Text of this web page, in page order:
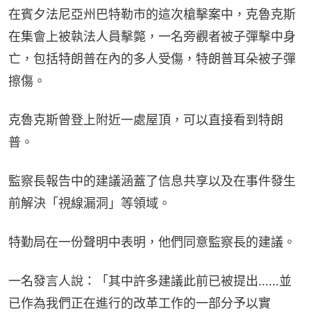
在賓夕法尼亞州巴特勒市的這次槍擊案中，克魯克斯
在集會上被執法人員擊斃，一名旁觀者被子彈擊中身
亡，包括特朗普在內的多人受傷，特朗普耳朵被子彈
擦傷。
克魯克斯曾登上附近一處屋頂，可以直接看到特朗
普。
監察長報告中的建議涵蓋了信息共享以及在事件發生
前解決「視線漏洞」等領域。
特勤局在一份聲明中表明，他們同意監察長的建議。
一名發言人說：「其中許多建議此前已被提出……並
已作為我們正在進行的改革工作的一部分予以實